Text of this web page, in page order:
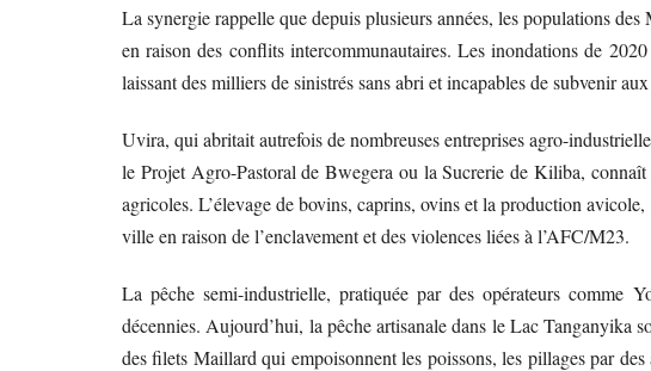
La synergie rappelle que depuis plusieurs années, les populations
en raison des conflits intercommunautaires. Les inondations de
laissant des milliers de sinistrés sans abri et incapables de subvenir
Uvira, qui abritait autrefois de nombreuses entreprises agro-
le Projet Agro-Pastoral de Bwegera ou la Sucrerie de Kiliba,
agricoles. L’élevage de bovins, caprins, ovins et la production
ville en raison de l’enclavement et des violences liées à l’AFC/M23.
La pêche semi-industrielle, pratiquée par des opérateurs comme
décennies. Aujourd’hui, la pêche artisanale dans le Lac Tanganyika
des filets Maillard qui empoisonnent les poissons, les pillages par